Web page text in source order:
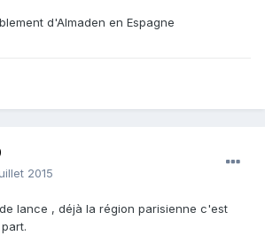
d'Almaden en Espagne
2015
lance , déjà la région parisienne c'est